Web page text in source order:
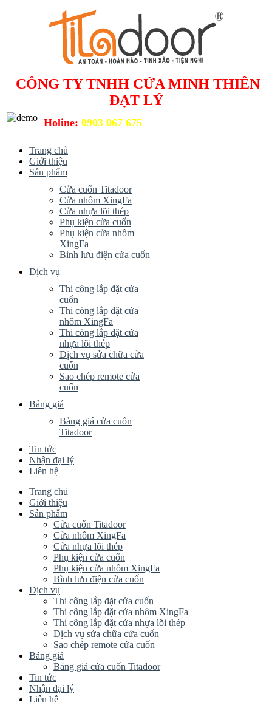
CÔNG TY TNHH CỬA MINH THIÊN
ĐẠT LÝ
Holine: 0903 067 675
Trang chủ
Giới thiệu
Sản phẩm
Cửa cuốn Titadoor
Cửa nhôm XingFa
Cửa nhựa lõi thép
Phụ kiện cửa cuốn
Phụ kiện cửa nhôm
XingFa
Bình lưu điện cửa cuốn
Dịch vụ
Thi công lắp đặt cửa
cuốn
Thi công lắp đặt cửa
nhôm XingFa
Thi công lắp đặt cửa
nhựa lõi thép
Dịch vụ sửa chữa cửa
cuốn
Sao chép remote cửa
cuốn
Bảng giá
Bảng giá cửa cuốn
Titadoor
Tin tức
Nhận đại lý
Liên hệ
Trang chủ
Giới thiệu
Sản phẩm
Cửa cuốn Titadoor
Cửa nhôm XingFa
Cửa nhựa lõi thép
Phụ kiện cửa cuốn
Phụ kiện cửa nhôm XingFa
Bình lưu điện cửa cuốn
Dịch vụ
Thi công lắp đặt cửa cuốn
Thi công lắp đặt cửa nhôm XingFa
Thi công lắp đặt cửa nhựa lõi thép
Dịch vụ sửa chữa cửa cuốn
Sao chép remote cửa cuốn
Bảng giá
Bảng giá cửa cuốn Titadoor
Tin tức
Nhận đại lý
Liên hệ